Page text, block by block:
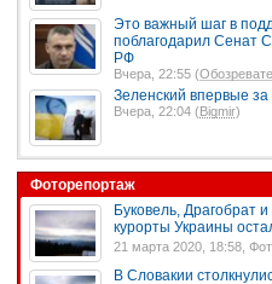
Это важный шаг в
поблагодарил Сенат
РФ
Вчера, 22:55 (
Зеленский впервые
Вчера, 22:04 (Bigmir)
Фоторепортаж
Буковель, Драгобрат
курорты Украины
21 марта 2020, 18:58,
В Словакии